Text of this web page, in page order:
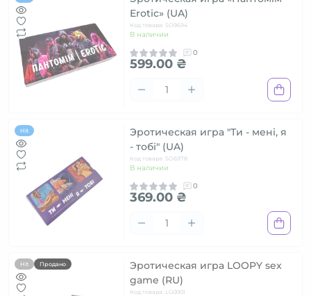
Erotic» (UA)
Код товара: SO9694
В наличии
0
599.00 ₴
Hit
Эротическая игра "Ти - мені, я
- тобі" (UA)
Код товара: SO6978
В наличии
0
369.00 ₴
Hit Продано
Эротическая игра LOOPY sex
game (RU)
Код товара: LG0001